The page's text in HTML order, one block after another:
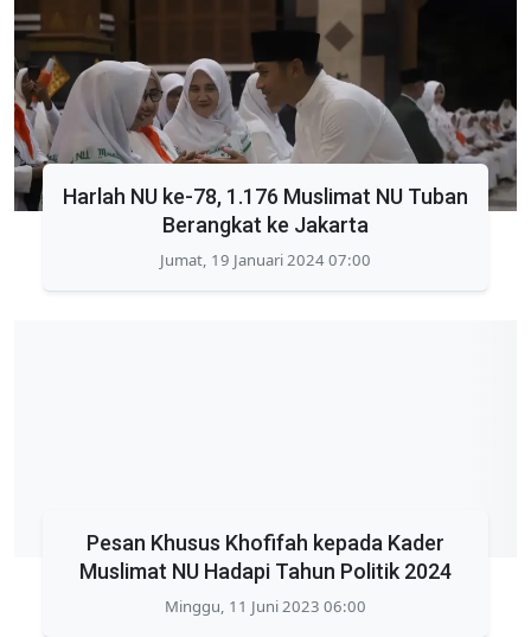
Harlah NU ke-78, 1.176 Muslimat NU Tuban
Berangkat ke Jakarta
Jumat, 19 Januari 2024 07:00
Pesan Khusus Khofifah kepada Kader
Muslimat NU Hadapi Tahun Politik 2024
Minggu, 11 Juni 2023 06:00